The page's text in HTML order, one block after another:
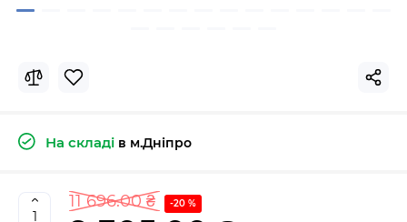
На складі в м.Дніпро
11 696.00 ₴ -20 %